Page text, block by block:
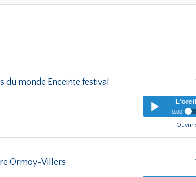
du monde Enceinte festival
L'oreille dans le
0:00
L'oreille
Ouvrir
Ormoy-Villers